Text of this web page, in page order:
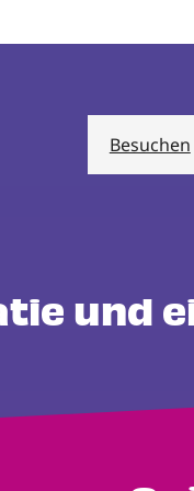
Besuchen
und